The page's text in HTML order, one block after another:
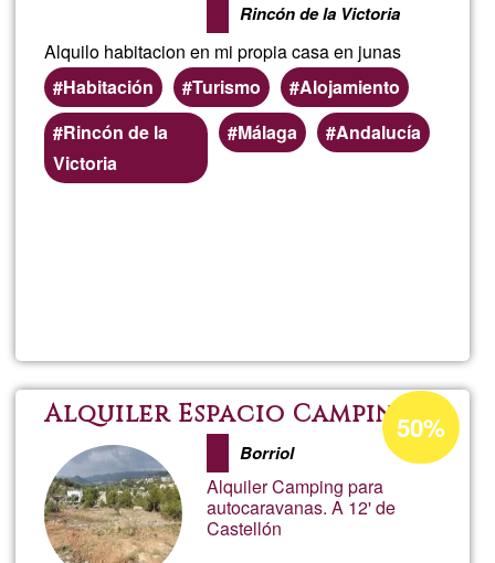
Rincón de la Victoria
Alquilo habitacion en mi propia casa en junas
Habitación
Turismo
Alojamiento
Zone
preferenziali
Rincón de la
Victoria
Málaga Andalucía
de
en
Málaga
Alquiler Espacio Camping
Borriol
Alquiler Camping para
autocaravanas. A 12' de
Castellón
Percentuale
di
accettazione
del
50%